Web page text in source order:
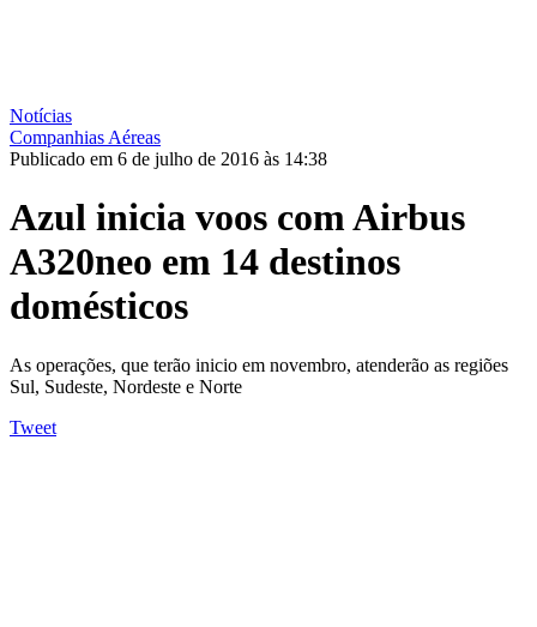
Notícias
Companhias Aéreas
Publicado em 6 de julho de 2016 às 14:38
Azul inicia voos com Airbus
A320neo em 14 destinos
domésticos
As operações, que terão inicio em novembro, atenderão as regiões
Sul, Sudeste, Nordeste e Norte
Tweet